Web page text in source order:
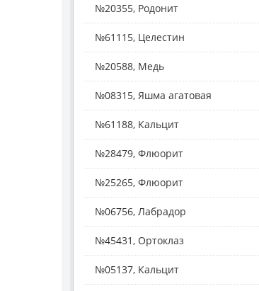
№20355, Родонит
№61115, Целестин
№20588, Медь
№08315, Яшма агатовая
№61188, Кальцит
№28479, Флюорит
№25265, Флюорит
№06756, Лабрадор
№45431, Ортоклаз
№05137, Кальцит